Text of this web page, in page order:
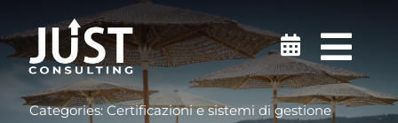
al
contenuto
Sicurezza sul lavoro
Categories:Certificazioni e sistemi di gestione